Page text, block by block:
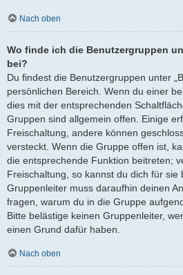
Nach oben
Wo finde ich die Benutzergruppen
bei?
Du findest die Benutzergruppen unter
persönlichen Bereich. Wenn du einer
dies mit der entsprechenden
Gruppen sind allgemein offen. Einige
Freischaltung, andere können
versteckt. Wenn die Gruppe offen ist,
die entsprechende Funktion beitreten;
Freischaltung, so kannst du dich für sie
Gruppenleiter muss daraufhin deinen
fragen, warum du in die Gruppe
Bitte belästige keinen Gruppenleiter,
einen Grund dafür haben.
Nach oben